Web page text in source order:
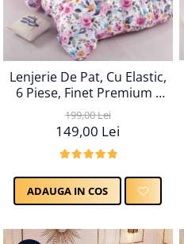
Lenjerie De Pat, Cu Elastic,
6 Piese, Finet Premium -
LPBF6PE43
199,00 Lei
149,00 Lei
ADAUGA IN COS